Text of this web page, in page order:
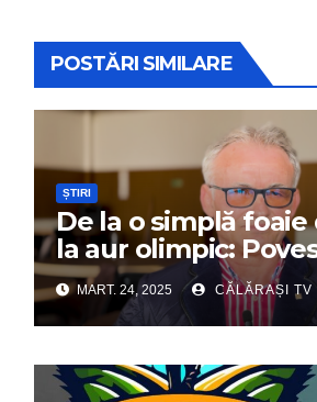
POSTĂRI SIMILARE
ȘTIRI
De la o simplă
la aur olimpic:
Dumitru Chirilă
MART. 24, 2025 CĂLĂRAȘI TV